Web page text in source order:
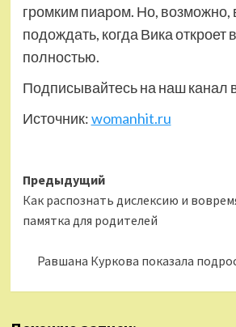
громким пиаром. Но, возможно,
подождать, когда Вика откроет
полностью.
Подписывайтесь на наш канал
Источник:womanhit.ru
Навигация
записи
Предыдущий
Как распознать дислексию и
памятка для родителей
Равшана Куркова показала